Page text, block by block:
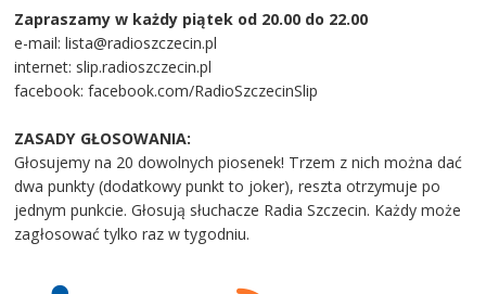
Zapraszamy w każdy piątek od 20.00 do 22.00
e-mail: lista@radioszczecin.pl
internet: slip.radioszczecin.pl
facebook: facebook.com/RadioSzczecinSlip
ZASADY GŁOSOWANIA:
Głosujemy na 20 dowolnych piosenek! Trzem z nich można dać
dwa punkty (dodatkowy punkt to joker), reszta otrzymuje po
jednym punkcie. Głosują słuchacze Radia Szczecin. Każdy może
zagłosować tylko raz w tygodniu.